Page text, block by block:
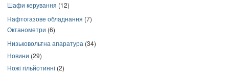
Шафи керування (12)
Нафтогазове обладнання (7)
Октанометри (6)
Низьковольтна апаратура (34)
Новини (29)
Ножі гільйотинні (2)